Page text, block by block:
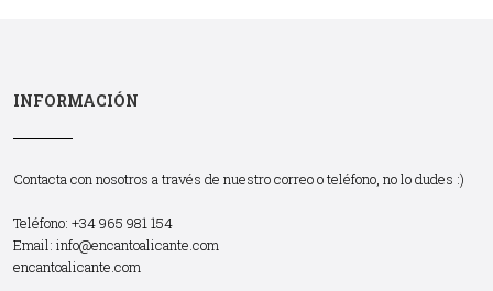
INFORMACIÓN
Contacta con nosotros a través de nuestro correo o teléfono, no lo dudes :)
Teléfono: +34 965 981 154
Email: info@encantoalicante.com
encantoalicante.com